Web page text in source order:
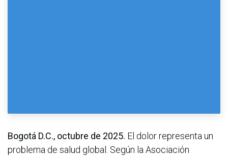
Bogotá D.C., octubre de 2025. El dolor representa un
problema de salud global. Según la Asociación